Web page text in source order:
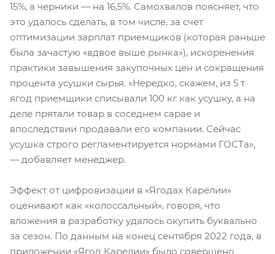
15%, а черники — на 16,5%. Самохвалов поясняет, что
это удалось сделать, в том числе, за счет
оптимизации зарплат приемщиков (которая раньше
была зачастую «вдвое выше рынка»), искоренения
практики завышения закупочных цен и сокращения
процента усушки сырья. «Нередко, скажем, из 5 т
ягод приемщики списывали 100 кг как усушку, а на
деле прятали товар в соседнем сарае и
впоследствии продавали его компании. Сейчас
усушка строго регламентируется нормами ГОСТа»,
— добавляет менеджер.
Эффект от цифровизации в «Ягодах Карелии»
оценивают как «колоссальный», говоря, что
вложения в разработку удалось окупить буквально
за сезон. По данным на конец сентября 2022 года, в
приложении «Ягод Карелии» было совершено